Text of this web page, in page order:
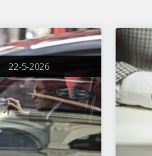
22-5-2026